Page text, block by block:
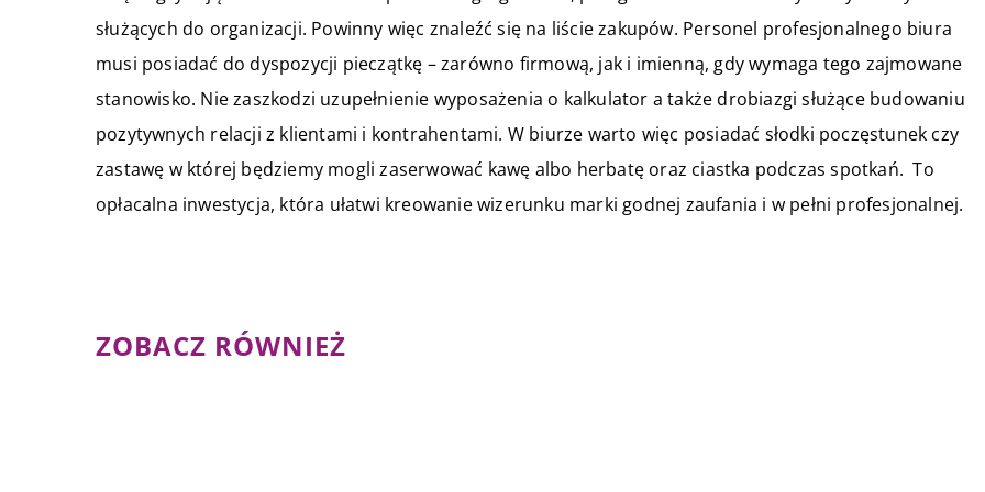
służących do organizacji. Powinny więc znaleźć się na liście zakupów. Personel profesjonalnego biura
musi posiadać do dyspozycji pieczątkę – zarówno firmową, jak i imienną, gdy wymaga tego zajmowane
stanowisko. Nie zaszkodzi uzupełnienie wyposażenia o kalkulator a także drobiazgi służące budowaniu
pozytywnych relacji z klientami i kontrahentami. W biurze warto więc posiadać słodki poczęstunek czy
zastawę w której będziemy mogli zaserwować kawę albo herbatę oraz ciastka podczas spotkań. To
opłacalna inwestycja, która ułatwi kreowanie wizerunku marki godnej zaufania i w pełni profesjonalnej.
ZOBACZ RÓWNIEŻ